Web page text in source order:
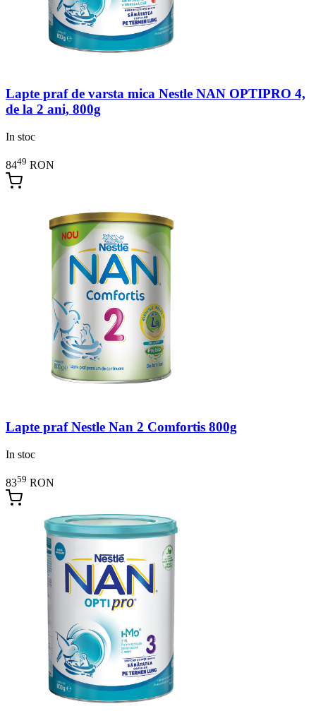
Lapte praf de varsta mica Nestle NAN OPTIPRO 4,
de la 2 ani, 800g
In stoc
8449 RON
Lapte praf Nestle Nan 2 Comfortis 800g
In stoc
8359 RON